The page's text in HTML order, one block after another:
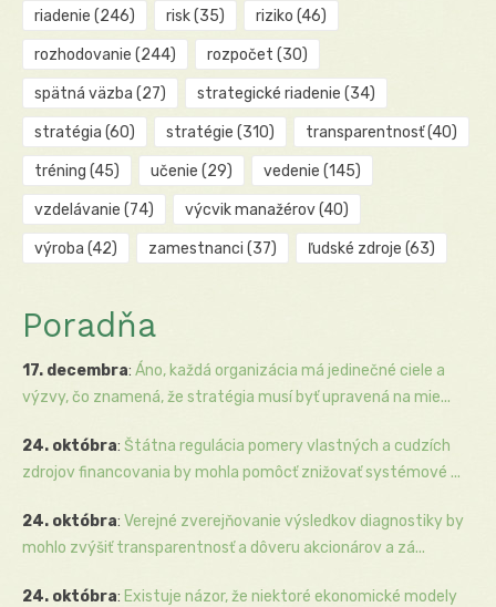
riadenie (246) risk(35) riziko (46)
rozhodovanie (244) rozpočet (30)
spätná väzba (27) strategické riadenie (34)
stratégia (60) stratégie (310) transparentnosť(40)
tréning (45) učenie (29) vedenie (145)
vzdelávanie (74) výcvik manažérov(40)
výroba (42) zamestnanci (37) ľudské zdroje (63)
Poradňa
17. decembra: Áno, každá organizácia má jedinečné ciele a
výzvy, čo znamená, že stratégia musí byť upravená na mie...
24. októbra: Štátna regulácia pomery vlastných a cudzích
zdrojov financovania by mohla pomôcť znižovať systémové ...
24. októbra: Verejné zverejňovanie výsledkov diagnostiky by
mohlo zvýšiť transparentnosť a dôveru akcionárov a zá...
24. októbra: Existuje názor, že niektoré ekonomické modely